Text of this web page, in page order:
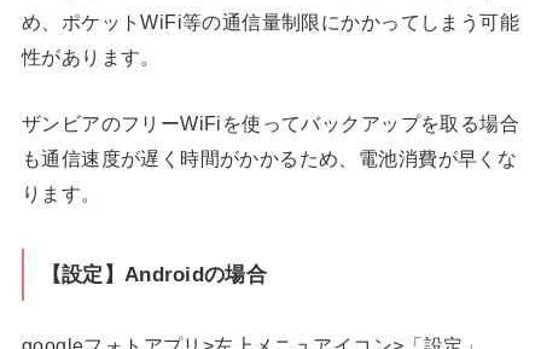
め、ポケットWiFi等の通信量制限にかかってしまう可能
性があります。
ザンビアのフリーWiFiを使ってバックアップを取る場合
も通信速度が遅く時間がかかるため、電池消費が早くな
ります。
【設定】Androidの場合